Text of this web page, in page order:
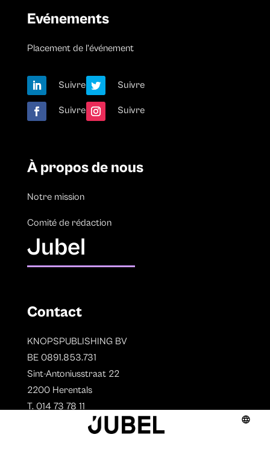
Evénements
Placement de l’événement
Suivre Suivre
Suivre Suivre
À propos de nous
Notre mission
Comité de rédaction
Jubel
Contact
KNOPSPUBLISHING BV
BE 0891.853.731
Sint-Antoniusstraat 22
2200 Herentals
T. 014 73 78 11